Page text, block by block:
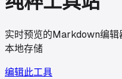
实时预览的Markdown编
本地存储
编辑此工具